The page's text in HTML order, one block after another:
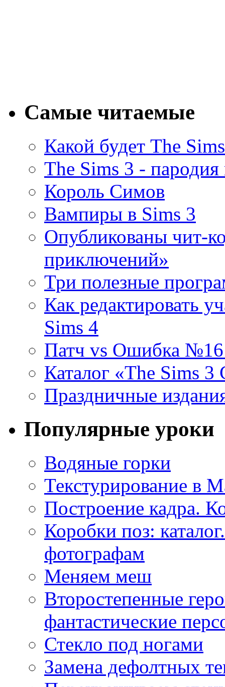
Самые читаемые
Какой будет The
The Sims 3 -
Король Симов
Вампиры в Sims 3
Опубликованы чит-
приключений»
Три полезные
Как редактировать
Sims 4
Патч vs Ошибка №16
Каталог «The Sims
Праздничные
Популярные уроки
Водяные горки
Текстурирование в
Построение кадра.
Коробки поз:
фотографам
Меняем меш
Второстепенные
фантастические
Стекло под ногами
Замена дефолтных